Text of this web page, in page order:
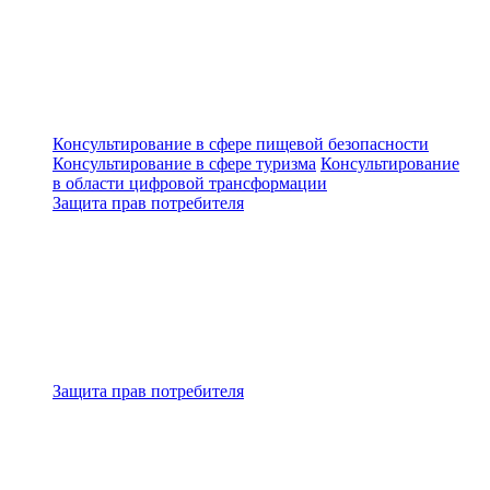
Консультирование в сфере пищевой безопасности
Консультирование в сфере туризма Консультирование
в области цифровой трансформации
Защита прав потребителя
Защита прав потребителя